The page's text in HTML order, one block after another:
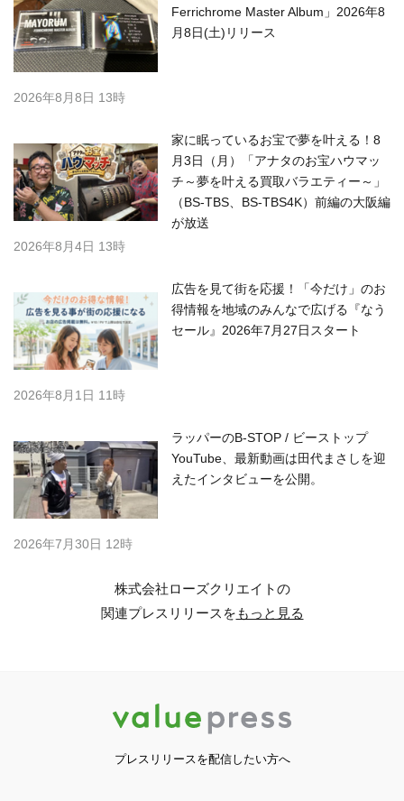
Ferrichrome Master Album」2026年8
月8日(土)リリース
2026年8月8日 13時
家に眠っているお宝で夢を叶える！8
月3日（月）「アナタのお宝ハウマッ
チ～夢を叶える買取バラエティー～」
（BS-TBS、BS-TBS4K）前編の大阪編
が放送
2026年8月4日 13時
広告を見て街を応援！「今だけ」のお
得情報を地域のみんなで広げる『なう
セール』2026年7月27日スタート
2026年8月1日 11時
ラッパーのB-STOP / ビーストップ
YouTube、最新動画は田代まさしを迎
えたインタビューを公開。
2026年7月30日 12時
株式会社ローズクリエイトの
関連プレスリリースをもっと見る
プレスリリースを配信したい方へ